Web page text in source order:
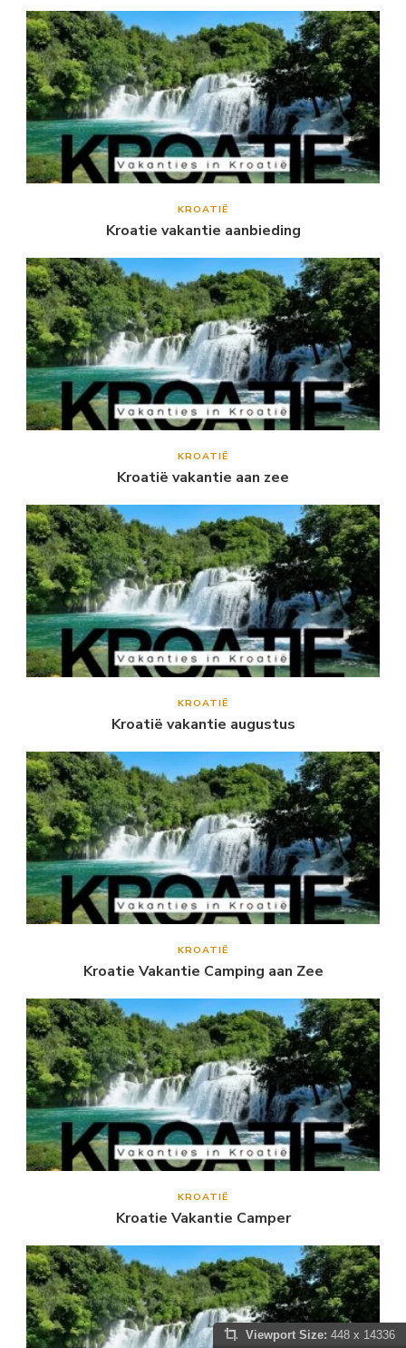
KROATIË
Kroatie vakantie aanbieding
KROATIË
Kroatië vakantie aan zee
KROATIË
Kroatië vakantie augustus
KROATIË
Kroatie Vakantie Camping aan Zee
KROATIË
Kroatie Vakantie Camper
Viewport Size: 448 x 14336